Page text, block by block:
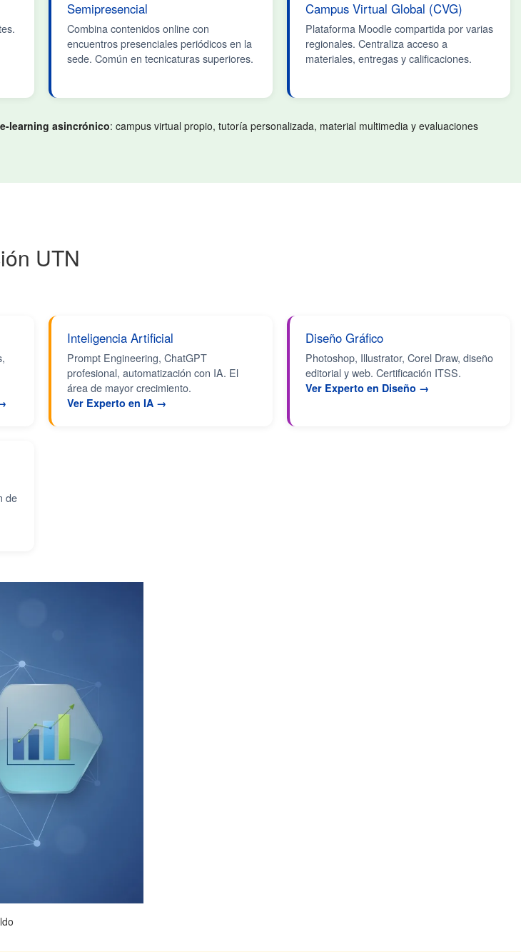
Semipresencial
Combina contenidos online con
encuentros presenciales periódicos en la
sede. Común en tecnicaturas superiores.
Campus Virtual Global (CVG)
Plataforma Moodle compartida por varias
regionales. Centraliza acceso a
materiales, entregas y calificaciones.
e-learning asincrónico: campus virtual propio, tutoría personalizada, material multimedia y evaluaciones
UTN
Inteligencia Artificial
Prompt Engineering, ChatGPT
profesional, automatización con IA. El
área de mayor crecimiento.
Ver Experto en IA →
Diseño Gráfico
Photoshop, Illustrator, Corel Draw, diseño
editorial y web. Certificación ITSS.
Ver Experto en Diseño →
de